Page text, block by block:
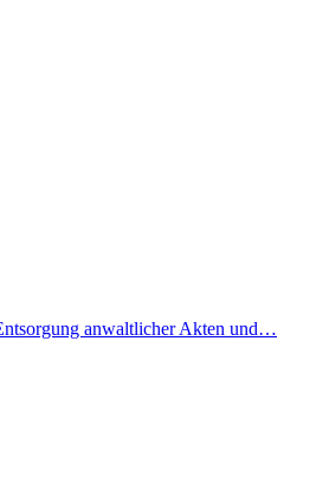
anwaltlicher Akten und…